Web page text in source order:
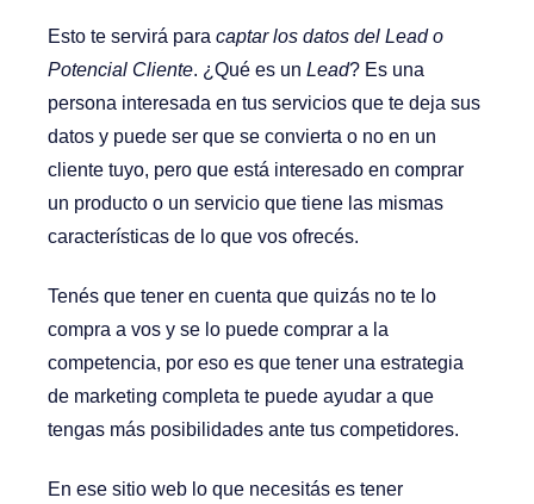
Esto te servirá para captar los datos del Lead o
Potencial Cliente. ¿Qué es un Lead? Es una
persona interesada en tus servicios que te deja sus
datos y puede ser que se convierta o no en un
cliente tuyo, pero que está interesado en comprar
un producto o un servicio que tiene las mismas
características de lo que vos ofrecés.
Tenés que tener en cuenta que quizás no te lo
compra a vos y se lo puede comprar a la
competencia, por eso es que tener una estrategia
de marketing completa te puede ayudar a que
tengas más posibilidades ante tus competidores.
En ese sitio web lo que necesitás es tener